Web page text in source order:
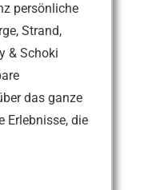
persönliche
Strand,
& Schoki
das ganze
Erlebnisse, die